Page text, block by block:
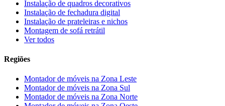
Instalação de quadros decorativos
Instalação de fechadura digital
Instalação de prateleiras e nichos
Montagem de sofá retrátil
Ver todos
Regiões
Montador de móveis na Zona Leste
Montador de móveis na Zona Sul
Montador de móveis na Zona Norte